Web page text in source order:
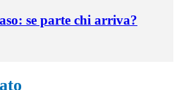
se parte chi arriva?